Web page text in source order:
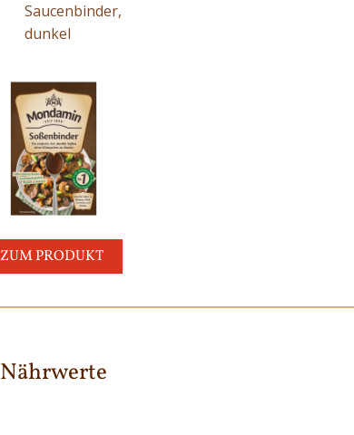
Saucenbinder,
dunkel
ZUM PRODUKT
Nährwerte